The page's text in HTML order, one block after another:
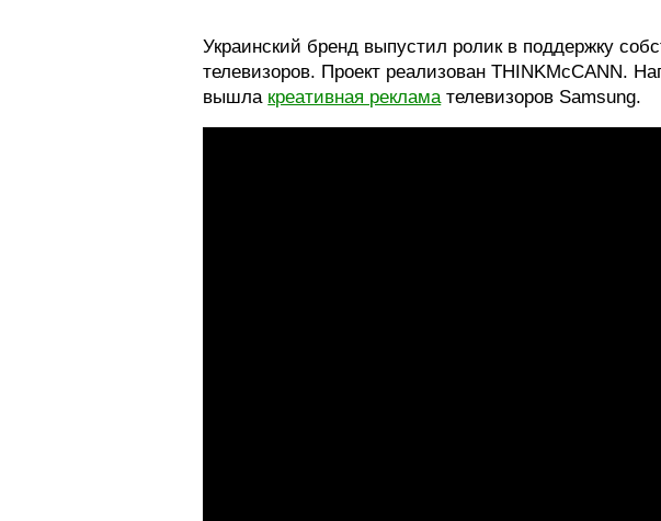
Украинский бренд выпустил ролик в поддержку
телевизоров. Проект реализован THINKMcCANN.
вышла креативная рекламателевизоров Samsung.